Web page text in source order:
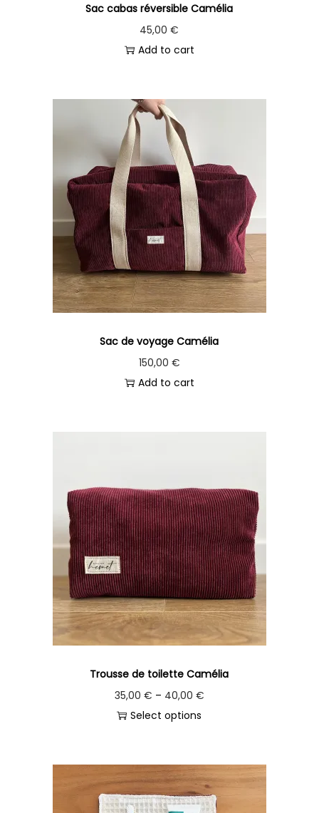
n
Sac cabas réversible Camélia
45,00€
Add to cart
Sac de voyage Camélia
150,00 €
Add to cart
Trousse de toilette Camélia
35,00 € – 40,00 €
Select options